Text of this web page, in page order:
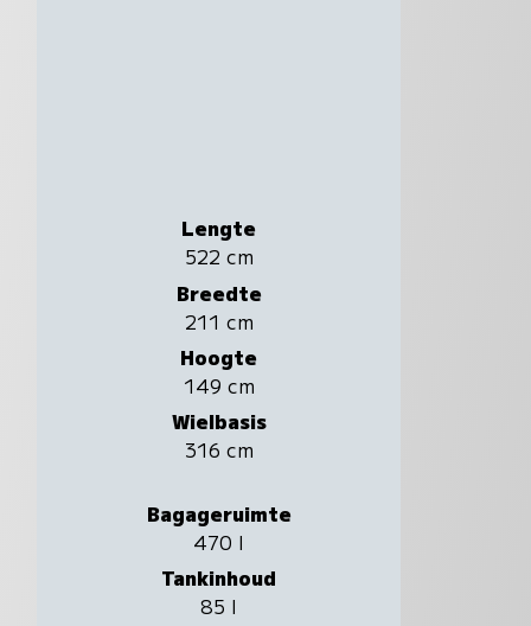
Lengte
522 cm
Breedte
211 cm
Hoogte
149 cm
Wielbasis
316 cm
Bagageruimte
470 l
Tankinhoud
85 l